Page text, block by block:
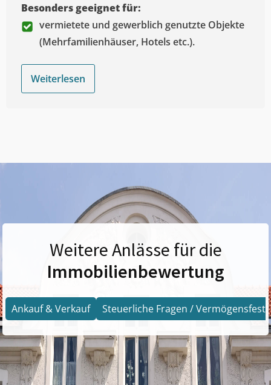
Besonders geeignet für:
vermietete und gewerblich genutzte Objekte
(Mehrfamilienhäuser, Hotels etc.).
Weiterlesen
Weitere Anlässe für die
Immobilienbewertung
Ankauf & Verkauf Steuerliche Fragen /